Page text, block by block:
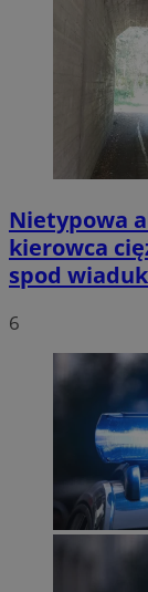
Nietypowa
kierowca
spod
6